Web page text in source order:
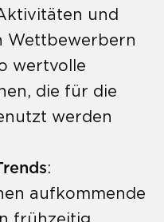
und
Wettbewerbern
wertvolle
die für die
werden
:
aufkommende